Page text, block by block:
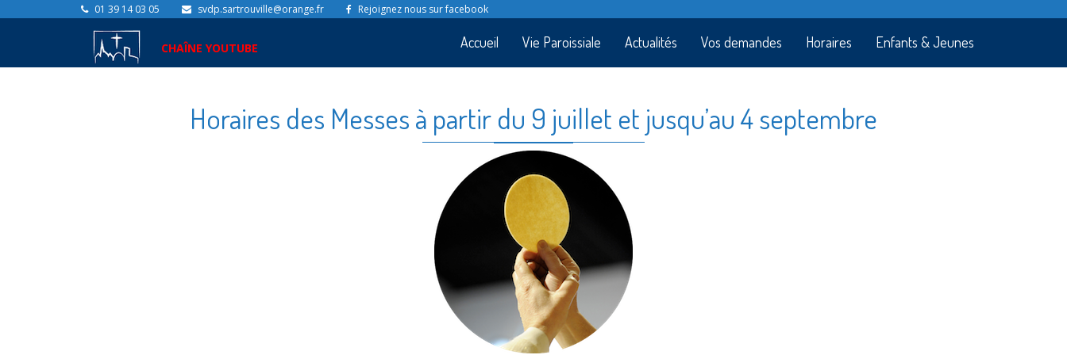
01 39 14 03 05 svdp.sartrouville@orange.fr Rejoignez nous sur facebook
CHAÎNE YOUTUBE Accueil Vie Paroissiale Actualités Vos demandes Horaires Enfants & Jeunes
Horaires des Messes à partir du 9 juillet et jusqu’au 4 septembre